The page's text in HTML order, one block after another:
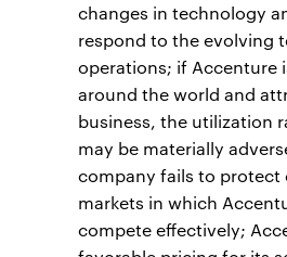
changes in technology
respond to the evolving
operations; if Accenture
around the world and
business, the utilization
may be materially
company fails to
markets in which
compete effectively;